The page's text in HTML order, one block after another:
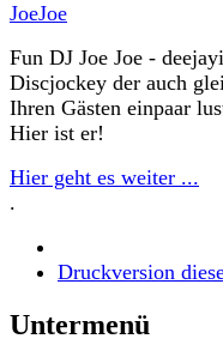
Fun DJ Joe Joe -
Discjockey der auch
Ihren Gästen einpaar
Hier ist er!
Hier geht es weiter ...
.
Druckversion
Untermenü